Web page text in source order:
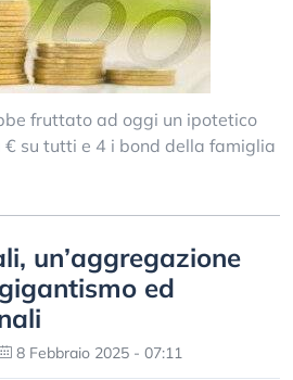
fruttato ad oggi un ipotetico
su tutti e 4 i bond della famiglia
un’aggregazione
ed
8 Febbraio 2025 - 07:11